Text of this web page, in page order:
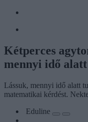
Kétperces
mennyi idő
Lássuk, mennyi idő alatt
matematikai kérdést.
Eduline